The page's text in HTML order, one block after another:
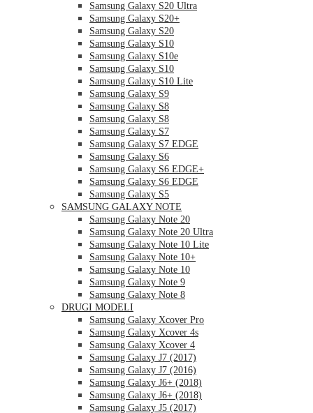
Samsung Galaxy S20 Ultra
Samsung Galaxy S20+
Samsung Galaxy S20
Samsung Galaxy S10
Samsung Galaxy S10e
Samsung Galaxy S10
Samsung Galaxy S10 Lite
Samsung Galaxy S9
Samsung Galaxy S8
Samsung Galaxy S8
Samsung Galaxy S7
Samsung Galaxy S7 EDGE
Samsung Galaxy S6
Samsung Galaxy S6 EDGE+
Samsung Galaxy S6 EDGE
Samsung Galaxy S5
SAMSUNG GALAXY NOTE
Samsung Galaxy Note 20
Samsung Galaxy Note 20 Ultra
Samsung Galaxy Note 10 Lite
Samsung Galaxy Note 10+
Samsung Galaxy Note 10
Samsung Galaxy Note 9
Samsung Galaxy Note 8
DRUGI MODELI
Samsung Galaxy Xcover Pro
Samsung Galaxy Xcover 4s
Samsung Galaxy Xcover 4
Samsung Galaxy J7 (2017)
Samsung Galaxy J7 (2016)
Samsung Galaxy J6+ (2018)
Samsung Galaxy J6+ (2018)
Samsung Galaxy J5 (2017)